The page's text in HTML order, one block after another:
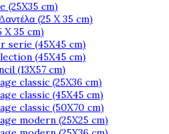
(25X35 cm)
(25 X 35 cm)
X 35 cm)
serie (45X45 cm)
(45X45 cm)
(13X57 cm)
classic (25X36 cm)
classic (45X45 cm)
classic (50X70 cm)
modern (25X25 cm)